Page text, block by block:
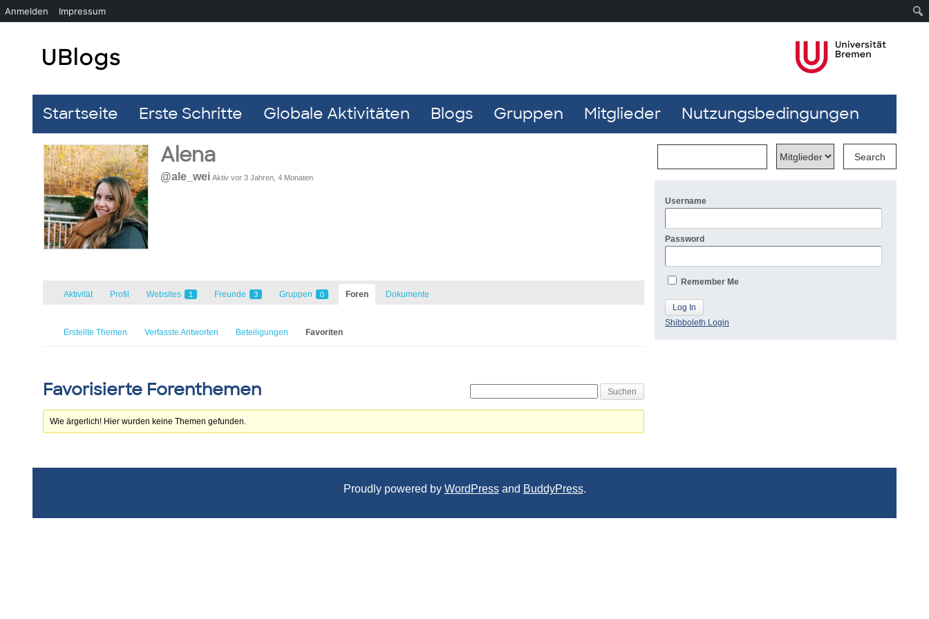
Startseite Erste Schritte Globale Aktivitäten Blogs Gruppen Mitglieder Nutzungsbedingungen
Alena
@ale_wei Aktiv vor 3 Jahren, 4 Monaten
Aktivität Profil Websites 1 Freunde 3 Gruppen 0 Foren Dokumente
Erstellte Themen Verfasste Antworten Beteiligungen Favoriten
Favorisierte Forenthemen
Wie ärgerlich! Hier wurden keine Themen gefunden.
Username
Password
Remember Me
Shibboleth Login
Proudly powered by WordPressand BuddyPress.
Anmelden Impressum